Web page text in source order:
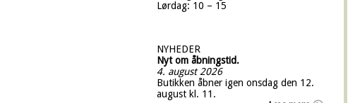
Lørdag: 10 – 15
NYHEDER
Nyt om åbningstid.
4. august 2026
Butikken åbner igen onsdag den 12.
august kl. 11.